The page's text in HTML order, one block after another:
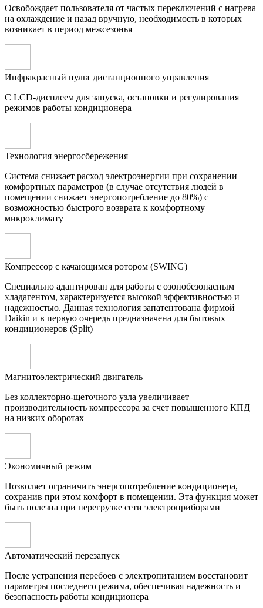
Освобождает пользователя от частых переключений с нагрева
на охлаждение и назад вручную, необходимость в которых
возникает в период межсезонья
Инфракрасный пульт дистанционного управления
С LCD-дисплеем для запуска, остановки и регулирования
режимов работы кондиционера
Технология энергосбережения
Система снижает расход электроэнергии при сохранении
комфортных параметров (в случае отсутствия людей в
помещении снижает энергопотребление до 80%) с
возможностью быстрого возврата к комфортному
микроклимату
Компрессор с качающимся ротором (SWING)
Специально адаптирован для работы с озонобезопасным
хладагентом, характеризуется высокой эффективностью и
надежностью. Данная технология запатентована фирмой
Daikin и в первую очередь предназначена для бытовых
кондиционеров (Split)
Магнитоэлектрический двигатель
Без коллекторно-щеточного узла увеличивает
производительность компрессора за счет повышенного КПД
на низких оборотах
Экономичный режим
Позволяет ограничить энергопотребление кондиционера,
сохранив при этом комфорт в помещении. Эта функция может
быть полезна при перегрузке сети электроприборами
Автоматический перезапуск
После устранения перебоев с электропитанием восстановит
параметры последнего режима, обеспечивая надежность и
безопасность работы кондиционера